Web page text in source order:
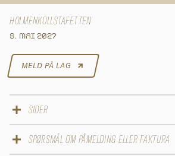
HOLMENKOLLSTAFETTEN
8. MAI 2027
SIDER
Påmelding 2027
Løypekart
MELD PÅ LAG
SPØRSMÅL OM PÅMELDING ELLER FAKTURA